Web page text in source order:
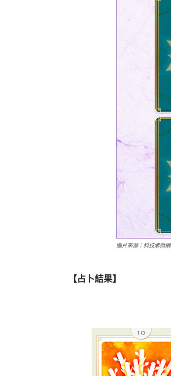
圖片來源：科技紫微網
【占卜結果】